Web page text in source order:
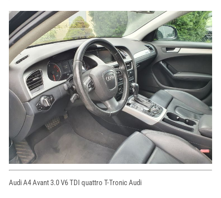
Audi A4 Avant 3.0 V6 TDI quattro T-Tronic Audi